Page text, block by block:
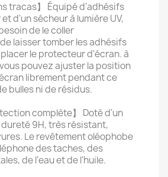
tracas】 Équipé d'adhésifs
d'un sécheur à lumière UV,
de le coller
laisser tomber les adhésifs
le protecteur d'écran. à
pouvez ajuster la position
librement pendant ce
bulles ni de résidus.
complète】 Doté d'un
dureté 9H, très résistant,
Le revêtement oléophobe
des taches, des
de l'eau et de l'huile.